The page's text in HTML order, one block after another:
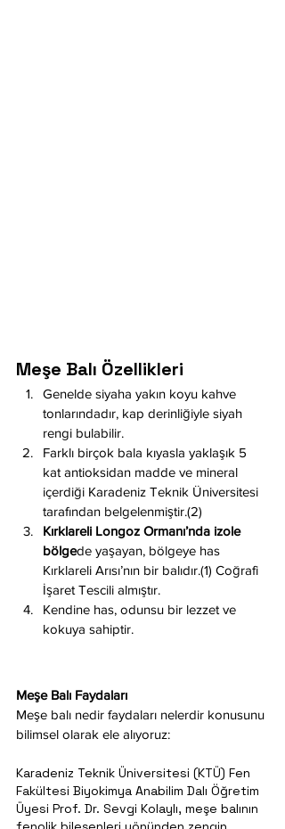
Meşe Balı Özellikleri
Genelde siyaha yakın koyu kahve
tonlarındadır, kap derinliğiyle siyah
rengi bulabilir.
Farklı birçok bala kıyasla yaklaşık 5
kat antioksidan madde ve mineral
içerdiği Karadeniz Teknik Üniversitesi
tarafından belgelenmiştir.(2)
Kırklareli Longoz Ormanı’nda izole
bölgede yaşayan, bölgeye has
Kırklareli Arısı’nın bir balıdır.(1) Coğrafi
İşaret Tescili almıştır.
Kendine has, odunsu bir lezzet ve
kokuya sahiptir.
Meşe Balı Faydaları
Meşe balı nedir faydaları nelerdir konusunu
bilimsel olarak ele alıyoruz:
Karadeniz Teknik Üniversitesi (KTÜ) Fen
Fakültesi Biyokimya Anabilim Dalı Öğretim
Üyesi Prof. Dr. Sevgi Kolaylı, meşe balının